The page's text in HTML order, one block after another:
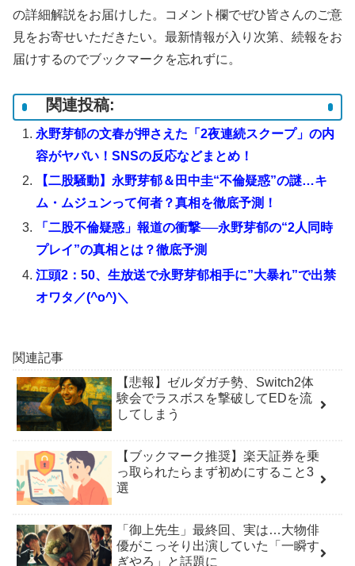
の詳細解説をお届けした。コメント欄でぜひ皆さんのご意
見をお寄せいただきたい。最新情報が入り次第、続報をお
届けするのでブックマークを忘れずに。
関連投稿:
永野芽郁の文春が押さえた「2夜連続スクープ」の内
容がヤバい！SNSの反応などまとめ！
【二股騒動】永野芽郁＆田中圭“不倫疑惑”の謎…キ
ム・ムジュンって何者？真相を徹底予測！
「二股不倫疑惑」報道の衝撃──永野芽郁の“2人同時
プレイ”の真相とは？徹底予測
江頭2：50、生放送で永野芽郁相手に”大暴れ”で出禁
オワタ／(^o^)＼
関連記事
【悲報】ゼルダガチ勢、Switch2体
験会でラスボスを撃破してEDを流
してしまう
【ブックマーク推奨】楽天証券を乗
っ取られたらまず初めにすること3
選
「御上先生」最終回、実は…大物俳
優がこっそり出演していた「一瞬す
ぎやろ」と話題に